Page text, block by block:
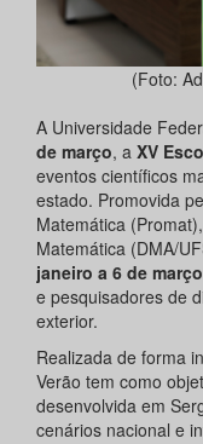
(Foto:
A Universidade
de março, a XV
eventos científicos
estado. Promovida
Matemática
Matemática (DMA/
janeiro a 6 de
e pesquisadores de
exterior.
Realizada de forma
Verão tem como
desenvolvida em
cenários nacional e